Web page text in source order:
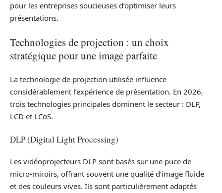
pour les entreprises soucieuses d’optimiser leurs
présentations.
Technologies de projection : un choix
stratégique pour une image parfaite
La technologie de projection utilisée influence
considérablement l’expérience de présentation. En 2026,
trois technologies principales dominent le secteur : DLP,
LCD et LCoS.
DLP (Digital Light Processing)
Les vidéoprojecteurs DLP sont basés sur une puce de
micro-miroirs, offrant souvent une qualité d’image fluide
et des couleurs vives. Ils sont particulièrement adaptés